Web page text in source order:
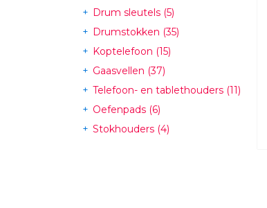
Drum sleutels (5)
Drumstokken (35)
Koptelefoon (15)
Gaasvellen (37)
Telefoon- en tablethouders (11)
Oefenpads (6)
Stokhouders (4)